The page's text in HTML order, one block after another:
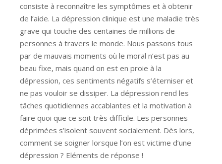
consiste à reconnaître les symptômes et à obtenir
de l’aide. La dépression clinique est une maladie très
grave qui touche des centaines de millions de
personnes à travers le monde. Nous passons tous
par de mauvais moments où le moral n’est pas au
beau fixe, mais quand on est en proie à la
dépression, ces sentiments négatifs s’éterniser et
ne pas vouloir se dissiper. La dépression rend les
tâches quotidiennes accablantes et la motivation à
faire quoi que ce soit très difficile. Les personnes
déprimées s’isolent souvent socialement. Dès lors,
comment se soigner lorsque l’on est victime d’une
dépression ? Eléments de réponse !